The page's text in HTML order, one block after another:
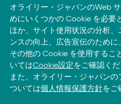
    26. JavaScriptコードモジュール
27. Firefoxに含まれている
28. JavaScript製XPCOMコン
29. 拡張機能を安全に自動
4章　アプリケーションプラッ
30. Webアプリケーションと
    31. Google Gears
    32. DOM Storage
Take O’Reilly with you and learn
phone
and tablet.
オライリー・ジャパンのWeb
めにいくつかの Cookie を必要
ほか、サイト使用状況の分析
ンスの向上、広告宣伝のために
その他の Cookie を使用するこ
いてはCookie設定をご確認くだ
また、オライリー・ジャパン
ついては個人情報保護方針をご